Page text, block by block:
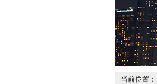
当前位置：